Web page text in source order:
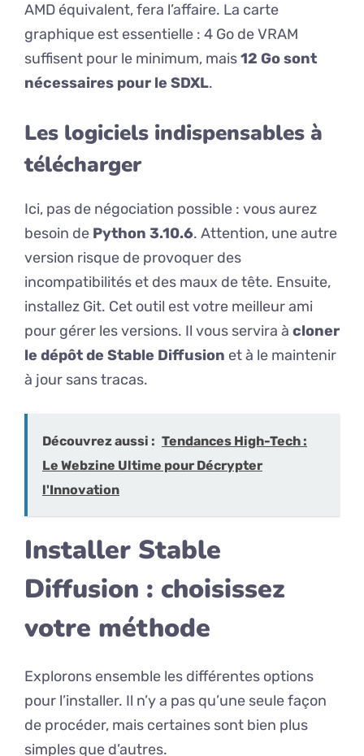
AMD équivalent, fera l’affaire. La carte
graphique est essentielle : 4 Go de VRAM
suffisent pour le minimum, mais12 Go sont
nécessaires pour le SDXL.
Les logiciels indispensables à
télécharger
Ici, pas de négociation possible : vous aurez
besoin de Python 3.10.6. Attention, une autre
version risque de provoquer des
incompatibilités et des maux de tête. Ensuite,
installez Git. Cet outil est votre meilleur ami
pour gérer les versions. Il vous servira à cloner
le dépôt de Stable Diffusion et à le maintenir
à jour sans tracas.
Découvrez aussi : Tendances High-Tech :
Le Webzine Ultime pour Décrypter
l'Innovation
Installer Stable
Diffusion : choisissez
votre méthode
Explorons ensemble les différentes options
pour l’installer. Il n’y a pas qu’une seule façon
de procéder, mais certaines sont bien plus
simples que d’autres.